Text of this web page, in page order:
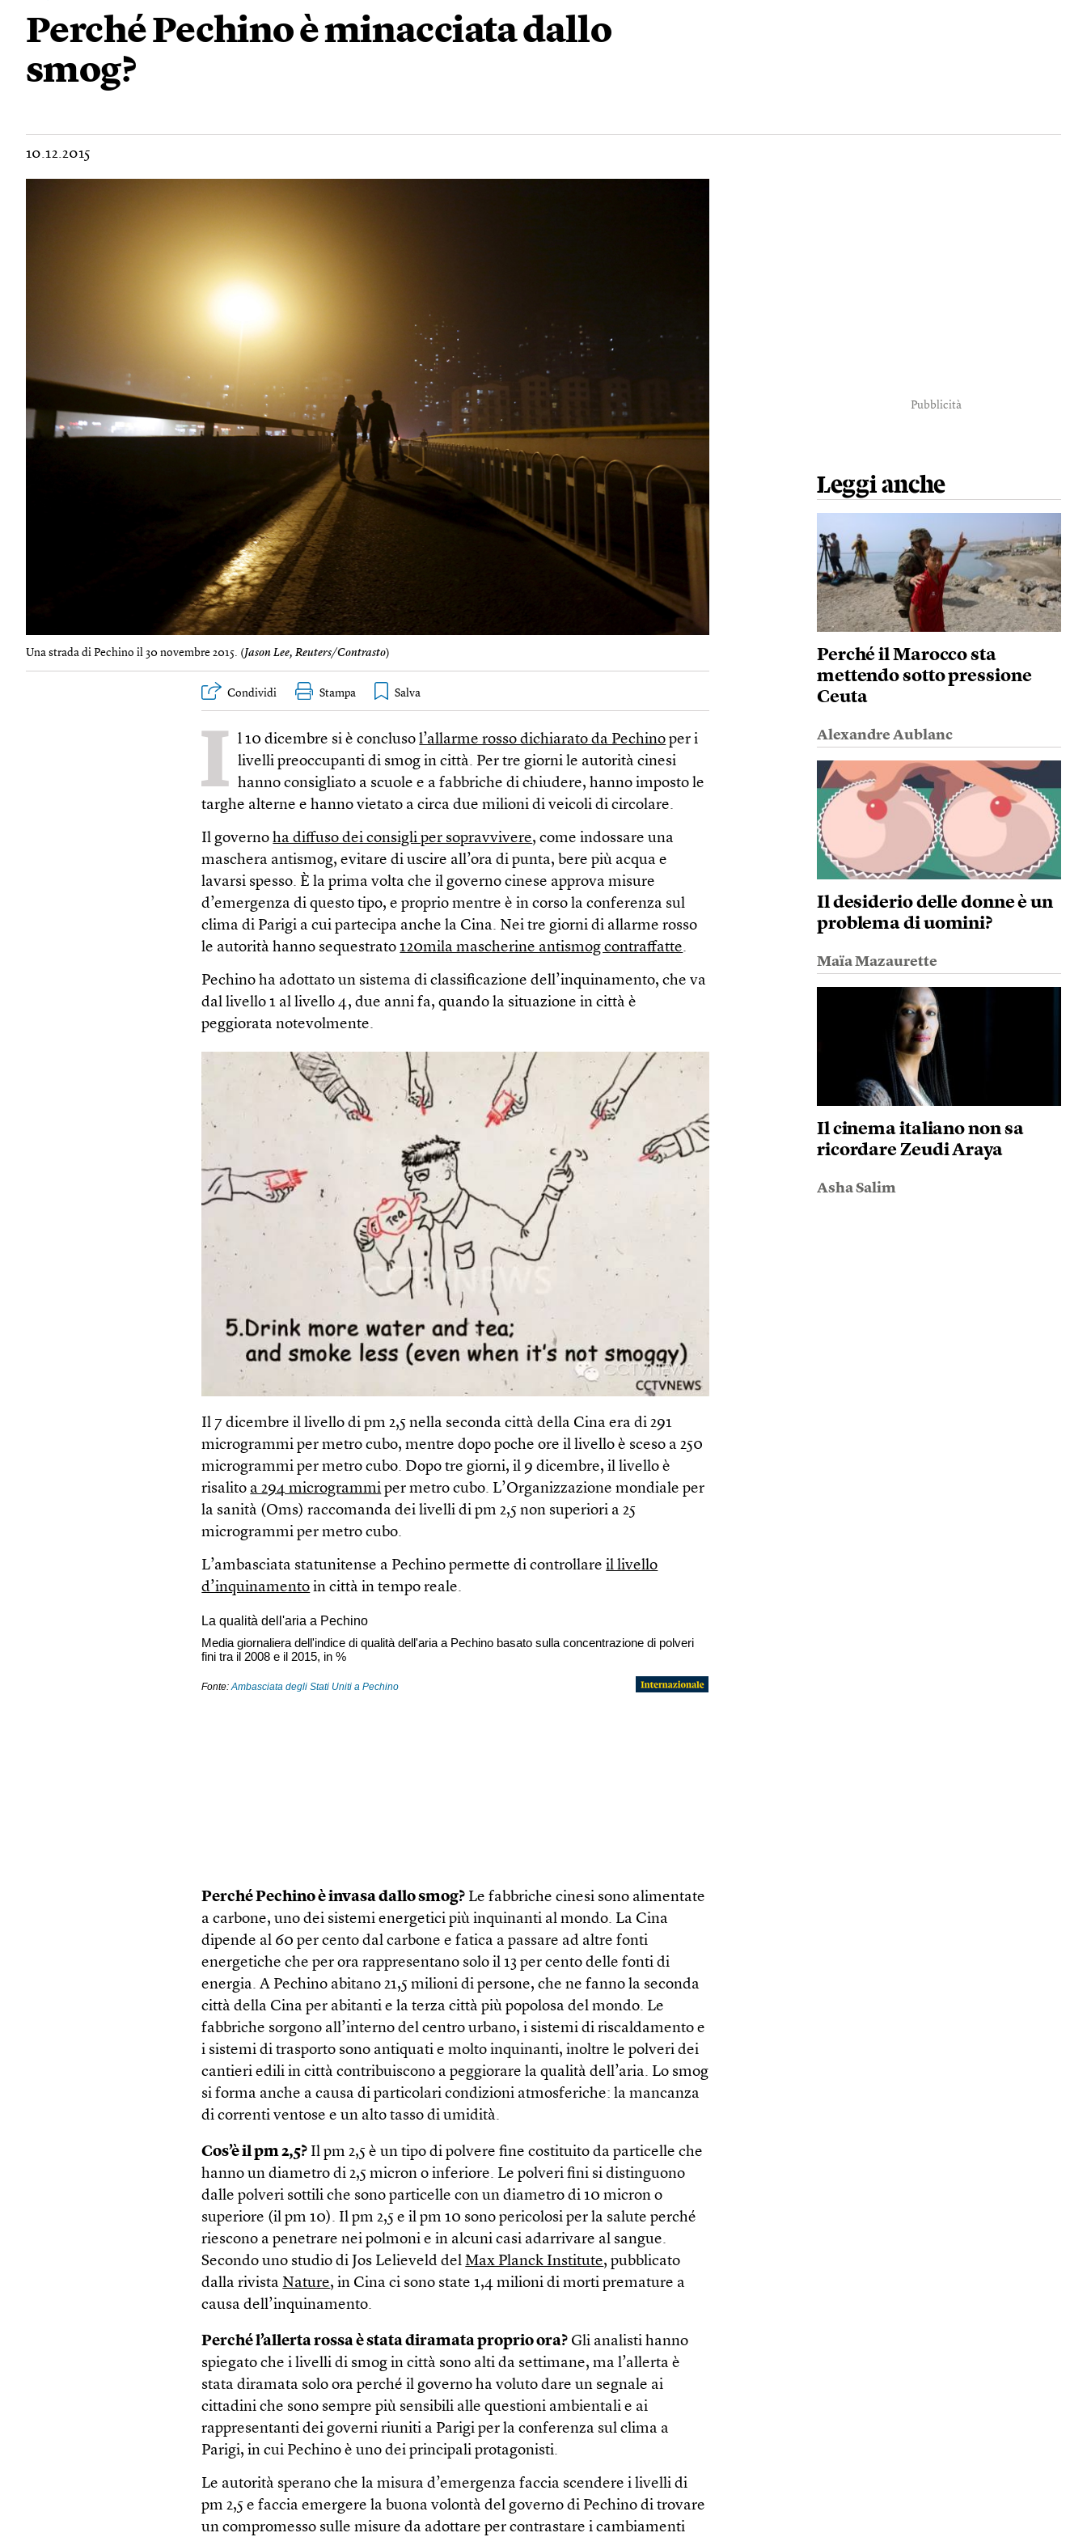
Perché Pechino è minacciata dallo
smog?
10.12.2015
Una strada di Pechino il 30 novembre 2015. (Jason Lee, Reuters/Contrasto)
Condividi Stampa
I l 10 dicembre si è conclusol’allarme rosso dichiarato da Pechino per i
livelli preoccupanti di smog in città. Per tre giorni le autorità cinesi
hanno consigliato a scuole e a fabbriche di chiudere, hanno imposto le
targhe alterne e hanno vietato a circa due milioni di veicoli di circolare.
Il governoha diffuso dei consigli per sopravvivere, come indossare una
maschera antismog, evitare di uscire all’ora di punta, bere più acqua e
lavarsi spesso. È la prima volta che il governo cinese approva misure
d’emergenza di questo tipo, e proprio mentre è in corso la conferenza sul
clima di Parigi a cui partecipa anche la Cina. Nei tre giorni di allarme rosso
le autorità hanno sequestrato120mila mascherine antismog contraffatte.
Pechino ha adottato un sistema di classificazione dell’inquinamento, che va
dal livello 1 al livello 4, due anni fa, quando la situazione in città è
peggiorata notevolmente.
Il 7 dicembre il livello di pm 2,5 nella seconda città della Cina era di 291
microgrammi per metro cubo, mentre dopo poche ore il livello è sceso a 250
microgrammi per metro cubo. Dopo tre giorni, il 9 dicembre, il livello è
risalito a 294 microgrammi per metro cubo. L’Organizzazione mondiale per
la sanità (Oms) raccomanda dei livelli di pm 2,5 non superiori a 25
microgrammi per metro cubo.
L’ambasciata statunitense a Pechino permette di controllareil livello
d’inquinamento in città in tempo reale.
Perché Pechino è invasa dallo smog? Le fabbriche cinesi sono alimentate
a carbone, uno dei sistemi energetici più inquinanti al mondo. La Cina
dipende al 60 per cento dal carbone e fatica a passare ad altre fonti
energetiche che per ora rappresentano solo il 13 per cento delle fonti di
energia. A Pechino abitano 21,5 milioni di persone, che ne fanno la seconda
città della Cina per abitanti e la terza città più popolosa del mondo. Le
fabbriche sorgono all’interno del centro urbano, i sistemi di riscaldamento e
i sistemi di trasporto sono antiquati e molto inquinanti, inoltre le polveri dei
cantieri edili in città contribuiscono a peggiorare la qualità dell’aria. Lo smog
si forma anche a causa di particolari condizioni atmosferiche: la mancanza
di correnti ventose e un alto tasso di umidità.
Cos’è il pm 2,5? Il pm 2,5 è un tipo di polvere fine costituito da particelle che
hanno un diametro di 2,5 micron o inferiore. Le polveri fini si distinguono
dalle polveri sottili che sono particelle con un diametro di 10 micron o
superiore (il pm 10). Il pm 2,5 e il pm 10 sono pericolosi per la salute perché
riescono a penetrare nei polmoni e in alcuni casi adarrivare al sangue.
Secondo uno studio di Jos Lelieveld del Max Planck Institute, pubblicato
dalla rivista Nature, in Cina ci sono state 1,4 milioni di morti premature a
causa dell’inquinamento.
Perché l’allerta rossa è stata diramata proprio ora? Gli analisti hanno
spiegato che i livelli di smog in città sono alti da settimane, ma l’allerta è
stata diramata solo ora perché il governo ha voluto dare un segnale ai
cittadini che sono sempre più sensibili alle questioni ambientali e ai
rappresentanti dei governi riuniti a Parigi per la conferenza sul clima a
Parigi, in cui Pechino è uno dei principali protagonisti.
Le autorità sperano che la misura d’emergenza faccia scendere i livelli di
pm 2,5 e faccia emergere la buona volontà del governo di Pechino di trovare
un compromesso sulle misure da adottare per contrastare i cambiamenti
Pubblicità
Leggi anche
Perché il Marocco sta
mettendo sotto pressione
Ceuta
Alexandre Aublanc
Il desiderio delle donne è un
problema di uomini?
Maïa Mazaurette
Il cinema italiano non sa
ricordare Zeudi Araya
Asha Salim